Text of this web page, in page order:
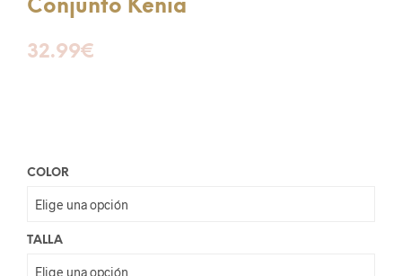
Conjunto Kenia
32.99€
COLOR
TALLA